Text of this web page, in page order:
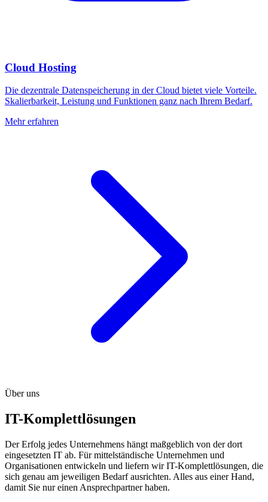
Cloud Hosting
Die dezentrale Datenspeicherung in der Cloud bietet viele Vorteile.
Skalierbarkeit, Leistung und Funktionen ganz nach Ihrem Bedarf.
Mehr erfahren
Über uns
IT-Komplettlösungen
Der Erfolg jedes Unternehmens hängt maßgeblich von der dort
eingesetzten IT ab. Für mittelständische Unternehmen und
Organisationen entwickeln und liefern wir IT-Komplettlösungen, die
sich genau am jeweiligen Bedarf ausrichten. Alles aus einer Hand,
damit Sie nur einen Ansprechpartner haben.